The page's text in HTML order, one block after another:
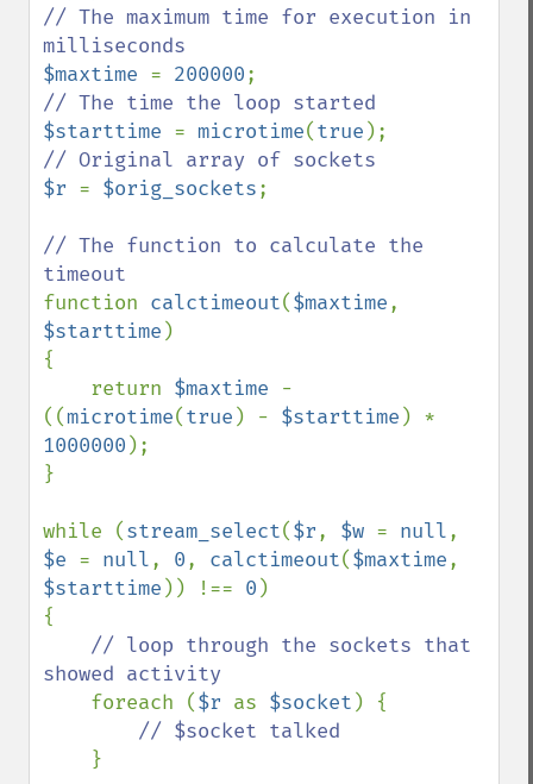
// The maximum time for execution in
$maxtime = 200000
$starttime = microtime(true
$r = $orig_sockets;
// The function to calculate the
function calctimeout($maxtime
$starttime )
{
    return
$maxtime -
((microtime(true ) - $starttime
1000000 );
}
while (stream_select($r, $w = null
$e = null, 0, calctimeout($maxtime
$starttime )) !== 0 )
{
// loop through the sockets that
showed activity
foreach ($r as $socket ) {
// $socket talked
}